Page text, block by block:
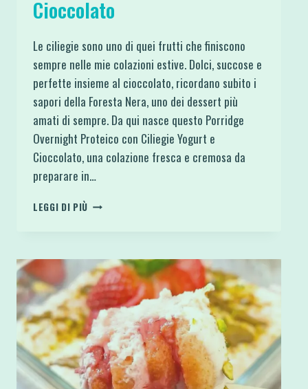
Cioccolato
Le ciliegie sono uno di quei frutti che finiscono
sempre nelle mie colazioni estive. Dolci, succose e
perfette insieme al cioccolato, ricordano subito i
sapori della Foresta Nera, uno dei dessert più
amati di sempre. Da qui nasce questo Porridge
Overnight Proteico con Ciliegie Yogurt e
Cioccolato, una colazione fresca e cremosa da
preparare in…
LEGGI DI PIÙ PORRIDGE
CILIEGIE
YOGURT
E
CIOCCOLATO